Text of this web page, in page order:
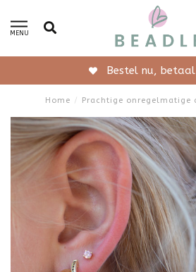
MENU
Bestel nu, betaal later!
Home / Prachtige onregelmatige